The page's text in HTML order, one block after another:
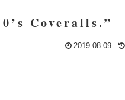
Coveralls.”
2019.08.09